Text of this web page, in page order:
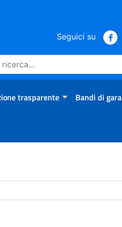
Seguici su
trasparente Bandi di gara